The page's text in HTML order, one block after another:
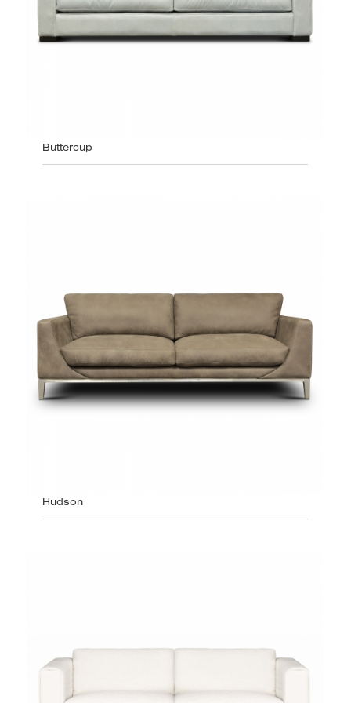
Buttercup
Hudson